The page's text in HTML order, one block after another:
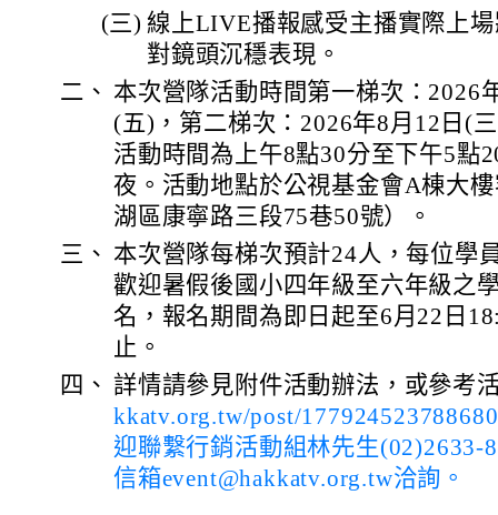
(三) 線上LIVE播報感受主播實際上
對鏡頭沉穩表現。
二、 本次營隊活動時間第一梯次：2026
(五)，第二梯次：2026年8月12日(
活動時間為上午8點30分至下午5點
夜。活動地點於公視基金會A棟大
湖區康寧路三段75巷50號）。
三、 本次營隊每梯次預計24人，每位學
歡迎暑假後國小四年級至六年級之
名，報名期間為即日起至6月22日
止。
四、 詳情請參見附件活動辦法，或參考
kkatv.org.tw/post/
迎聯繫行銷活動組林先生(02)2633-
信箱event@hakkatv.org.tw洽詢。